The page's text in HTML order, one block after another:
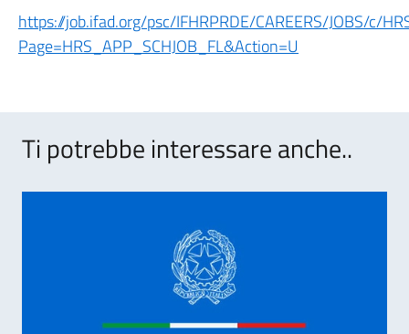
https://job.ifad.org/psc/IFHRPRDE/CAREERS/JOBS/c/
Page=HRS_APP_SCHJOB_FL&Action=U
Ti potrebbe interessare anche..